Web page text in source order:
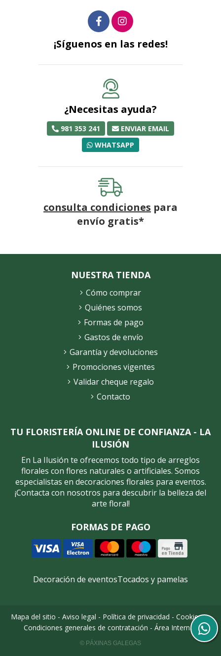
¡Síguenos en las redes!
¿Necesitas ayuda?
981 353 241
ENVIAR EMAIL
WHATSAPP
consulta condiciones para
envío gratis*
TU FLORISTERÍA ONLINE DE CONFIANZA - LA
ILUSIÓN
En La Ilusión te ofrecemos todo tipo de arreglos
florales con flores naturales o artificiales. Somos
especialistas en decoraciones florales para eventos.
¡Contacta con nosotros para descubrir la belleza del
arte floral!
FORMAS DE PAGO
NUESTRA TIENDA
Cómo comprar
Quiénes somos
Formas de pago
Gastos de envío
Garantía y devoluciones
Promociones vigentes
Validar cheque regalo
Contacto
Decoración de eventosTocados y pamelas
Mapa del sitio - Aviso legal - Política de privacidad - Cookies-
Condiciones generales de contratación - Área Interna
© PÁXINAS GALEGAS